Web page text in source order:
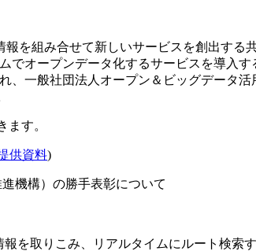
を組み合せて新しいサービスを創出する
オープンデータ化するサービスを導入す
、一般社団法人オープン＆ビッグデータ
す。
供資料)
機構）の勝手表彰について
を取りこみ、リアルタイムにルート検索